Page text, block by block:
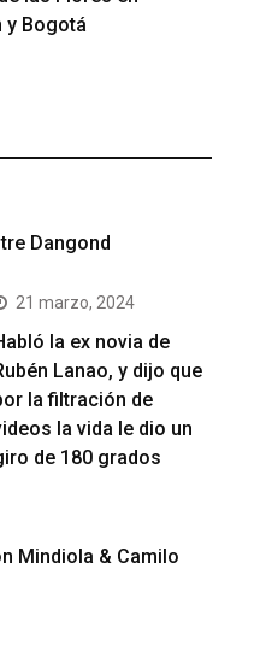
y Bogotá
Dangond
21 marzo, 2024
la ex novia de
Lanao, y dijo que
la filtración de
la vida le dio un
de 180 grados
Mindiola & Camilo